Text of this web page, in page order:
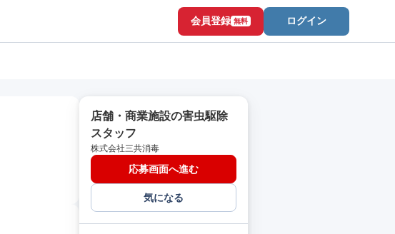
会員登録 無料 ログイン
店舗・商業施設の害虫駆除
スタッフ
株式会社三共消毒
応募画面へ進む
気になる